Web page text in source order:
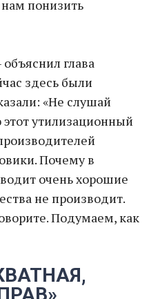
понизить
глава
здесь были
«Не слушай
утилизационный
Почему в
очень хорошие
не производит.
Подумаем, как